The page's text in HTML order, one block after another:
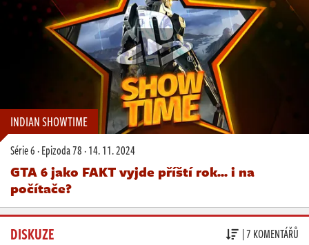
INDIAN SHOWTIME
Série 6·Epizoda 78·14. 11. 2024
GTA 6 jako FAKT vyjde příští rok... i na
počítače?
DISKUZE | 7 KOMENTÁŘŮ